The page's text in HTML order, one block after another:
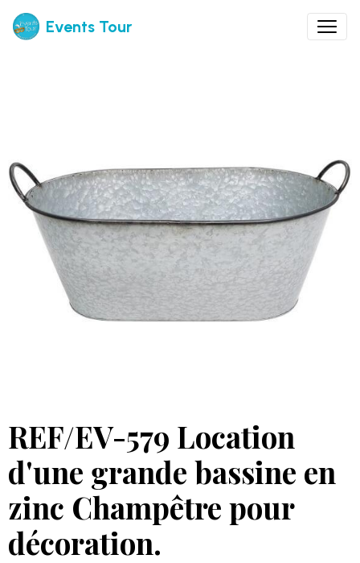
Events Tour
REF/EV-579 Location
d'une grande bassine en
zinc Champêtre pour
décoration.